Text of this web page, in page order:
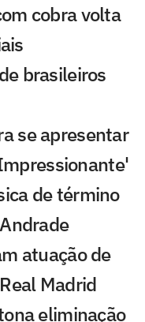
cobra volta
brasileiros
se apresentar
de término
atuação de
Madrid
eliminação